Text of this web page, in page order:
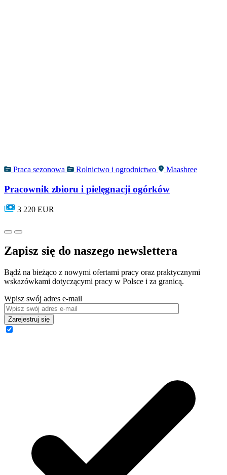
Praca sezonowa Rolnictwo i ogrodnictwo Maasbree
Pracownik zbioru i pielęgnacji ogórków
3 220 EUR
Zapisz się do naszego newslettera
Bądź na bieżąco z nowymi ofertami pracy oraz praktycznymi
wskazówkami dotyczącymi pracy w Polsce i za granicą.
Wpisz swój adres e-mail